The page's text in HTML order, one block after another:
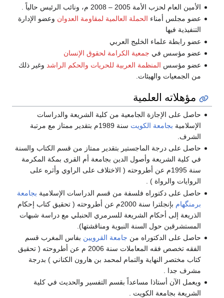
الأمين العام لحزب الأمة 2005 – 2008 م، ونائب الرئيس حالياً .
عضو مجلس أمناء الحملة العالمية لمقاومة العدوان وعضو الإدارة
التنفيذية فيها
عضو رابطة علماء الخليج العربي
عضو مؤسس في جمعية الكرامة لحقوق الإنسان
عضو مؤسس المنظمة العربية للحريات والحكم الراشد وغير ذلك
من الجمعيات والهيئات.
مؤهلاته العلمية
حاصل على الإجازة الجامعية من كلية الشريعة والدراسات
الإسلامية بجامعة الكويت
سنة 1989م بتقدير ممتاز مع مرتبة
الشرف.
حاصل على درجة الماجستير بتقدير ممتاز من قسم الكتاب والسنة
في كلية الشريعة وأصول الدين بجامعة أم القرى بمكة المكرمة
سنة 1995م عن أطروحته ( الاختلاف على الراوي وأثره على
الروايات والرواة ) .
حاصل على دكتوراه فلسفة من قسم الدراسات الإسلامية بجامعة
برمنگهام
بإنجلترا سنة 2000م عن أطروحته ( تحقيق كتاب إحكام
الذريعة إلى أحكام الشريعة للسرمري الحنبلي مع دراسة شبهات
المستشرقين حول السنة النبوية ومناقشتها).
حاصل على الدكتوراه من جامعة القرويين بفاس المغرب قسم
الفقه تخصص فقه المعاملات سنة 2006 م عن أطروحته ( تحقيق
كتاب مختصر النهاية والتمام لمحمد بن هارون الكناني ) بدرجة
مشرف جدا .
ويعمل الآن أستاذا مساعداً بقسم التفسير والحديث في كلية
الشريعة بجامعة الكويت .